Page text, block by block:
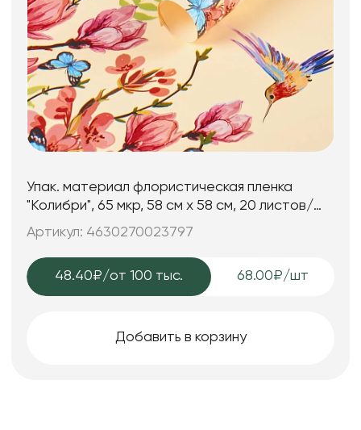
Упак. материал флористическая пленка
"Колибри", 65 мкр, 58 см х 58 cм, 20 листов/
упак., шампань
Артикул: 4630270023797
48.40₽/от 100 тыс. 68.00₽/шт
Добавить в корзину